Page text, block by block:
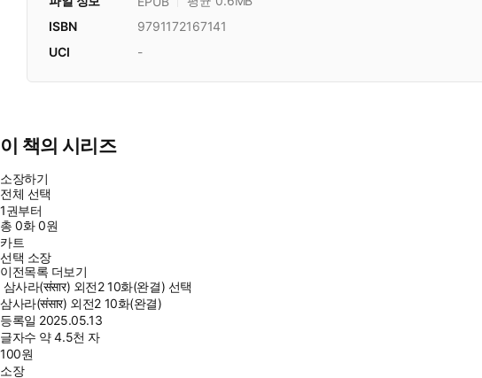
ISBN
9791172167141
UCI
-
이 책의 시리즈
소장하기
전체 선택
1권부터
총0화0원
카트
선택 소장
이전목록 더보기
삼사라(संसार) 외전2 10화(완결) 선택
삼사라(संसार) 외전2 10화(완결)
등록일 2025.05.13
글자수 약 4.5천 자
100원
소장